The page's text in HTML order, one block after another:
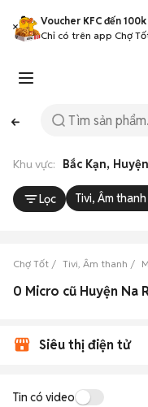
Voucher KFC đến 100k
Chỉ có trên app Chợ
Khu vực: Bắc Kạn,
Lọc Tivi, Âm thanh
Chợ Tốt Tivi, Âm thanh
0 Micro cũ Huyện Na
Siêu thị điện tử
Tin có video